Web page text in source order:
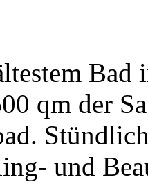
Bad
qm der
und